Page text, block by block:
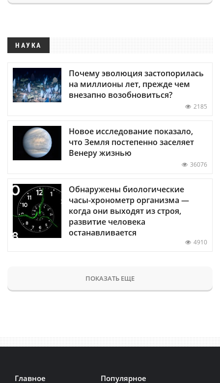
НАУКА
Почему эволюция застопорилась
на миллионы лет, прежде чем
внезапно возобновиться?
2185
Новое исследование показало,
что Земля постепенно заселяет
Венеру жизнью
36076
Обнаружены биологические
часы-хронометр организма —
когда они выходят из строя,
развитие человека
останавливается
4910
ПОКАЗАТЬ ЕЩЕ
Главное Популярное